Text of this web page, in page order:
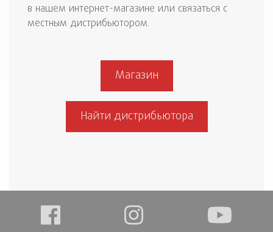
в нашем интернет-магазине или связаться с
местным дистрибьютором.
Магазин
Найти дистрибьютора